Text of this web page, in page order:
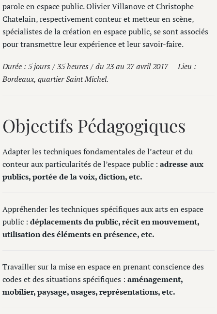
parole en espace public. Olivier Villanove et Christophe
Chatelain, respectivement conteur et metteur en scène,
spécialistes de la création en espace public, se sont associés
pour transmettre leur expérience et leur savoir-faire.
Durée : 5 jours / 35 heures / du 23 au 27 avril 2017 — Lieu :
Bordeaux, quartier Saint Michel.
Objectifs Pédagogiques
Adapter les techniques fondamentales de l’acteur et du
conteur aux particularités de l’espace public : adresse aux
publics, portée de la voix, diction, etc.
Appréhender les techniques spécifiques aux arts en espace
public : déplacements du public, récit en mouvement,
utilisation des éléments en présence, etc.
Travailler sur la mise en espace en prenant conscience des
codes et des situations spécifiques : aménagement,
mobilier, paysage, usages, représentations, etc.